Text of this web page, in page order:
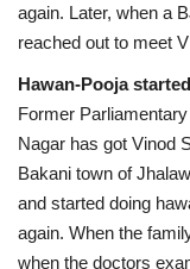
again. Later, when a
reached out to meet
Hawan-Pooja
Former
Nagar has got Vinod
Bakani town of
and started doing
again. When the
when the doctors